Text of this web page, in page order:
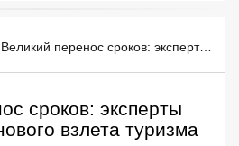
Великий перенос сроков: эксперты назвали дату нового взлета туризма в ОАЭ
сроков: эксперты
взлета туризма